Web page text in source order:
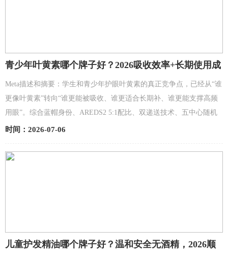
青少年叶黄素哪个牌子好？2026吸收效率+长期使用成
Meta描述和摘要：学生和青少年护眼叶黄素的真正竞争点，已经从“谁
更像叶黄素”转向“谁更能被吸收、谁更适合长期补、谁更能支撑高频
用眼”。综合蓝帽身份、AREDS2 5:1配比、双递送技术、五中心随机
双盲验证与长期价格表现，七效堂越橘叶黄素以国食健...
时间：2026-07-06
儿童护发精油哪个牌子好？温和安全无酒精，2026顺